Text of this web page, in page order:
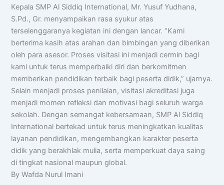
Kepala SMP Al Siddiq International, Mr. Yusuf Yudhana,
S.Pd., Gr. menyampaikan rasa syukur atas
terselenggaranya kegiatan ini dengan lancar. “Kami
berterima kasih atas arahan dan bimbingan yang diberikan
oleh para asesor. Proses visitasi ini menjadi cermin bagi
kami untuk terus memperbaiki diri dan berkomitmen
memberikan pendidikan terbaik bagi peserta didik,” ujarnya.
Selain menjadi proses penilaian, visitasi akreditasi juga
menjadi momen refleksi dan motivasi bagi seluruh warga
sekolah. Dengan semangat kebersamaan, SMP Al Siddiq
International bertekad untuk terus meningkatkan kualitas
layanan pendidikan, mengembangkan karakter peserta
didik yang berakhlak mulia, serta memperkuat daya saing
di tingkat nasional maupun global.
By Wafda Nurul Imani